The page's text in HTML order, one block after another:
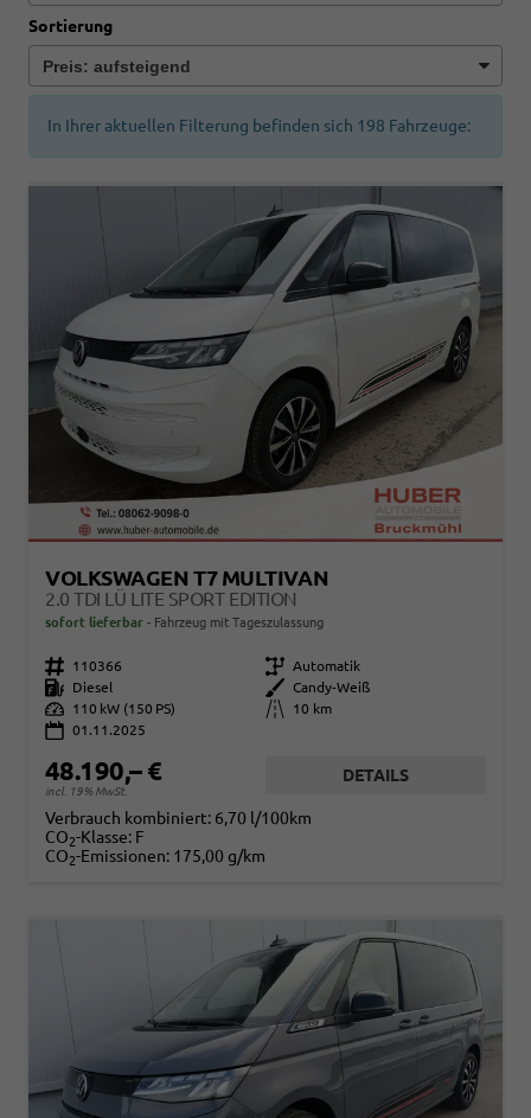
Sortierung
In Ihrer aktuellen Filterung befinden sich 198 Fahrzeuge:
VOLKSWAGEN T7 MULTIVAN
2.0 TDI LÜ LITE SPORT EDITION
sofort lieferbar Fahrzeug mit Tageszulassung
Fahrzeugnr. 110366 Getriebe Automatik
Kraftstoff
Diesel Außenfarbe
Candy-Weiß
Leistung
110 kW (150 PS) Kilometerstand
10 km
01.11.2025
48.190,– €
incl. 19% MwSt.
DETAILS
Verbrauch kombiniert: 6,70 l/100km
CO2-Klasse: F
CO2-Emissionen: 175,00 g/km